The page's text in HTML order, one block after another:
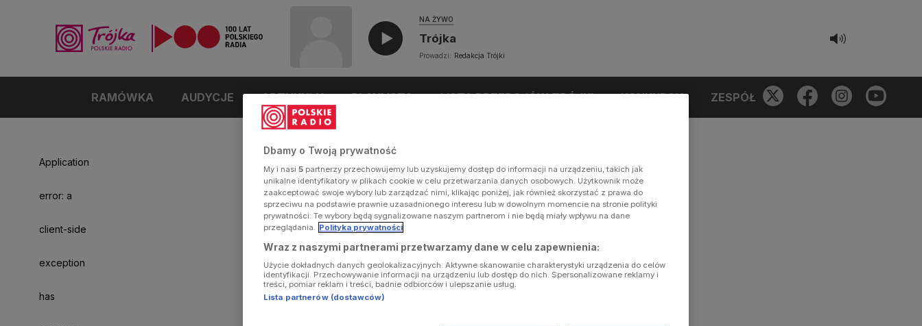
NA ŻYWO
Trójka
Prowadzi: Redakcja Trójki
RAMÓWKA AUDYCJE ARTYKUŁY PLAYLISTA LISTA PRZEBOJÓW TRÓJKI KONKURSY ZESPÓŁ
Application
error: a
client-side
exception
has
Dbamy o Twoją prywatność
My i nasi 5 partnerzy przechowujemy lub uzyskujemy dostęp do informacji na urządzeniu, takich jak
unikalne identyfikatory w plikach cookie w celu przetwarzania danych osobowych. Użytkownik może
zaakceptować swoje wybory lub zarządzać nimi, klikając poniżej, jak również skorzystać z prawa do
sprzeciwu na podstawie prawnie uzasadnionego interesu lub w dowolnym momencie na stronie polityki
prywatności. Te wybory będą sygnalizowane naszym partnerom i nie będą miały wpływu na dane
przeglądania. Polityka prywatności
Wraz z naszymi partnerami przetwarzamy dane w celu zapewnienia:
Użycie dokładnych danych geolokalizacyjnych. Aktywne skanowanie charakterystyki urządzenia do celów
identyfikacji. Przechowywanie informacji na urządzeniu lub dostęp do nich. Spersonalizowane reklamy i
treści, pomiar reklam i treści, badnie odbiorców i ulepszanie usług.
Lista partnerów (dostawców)